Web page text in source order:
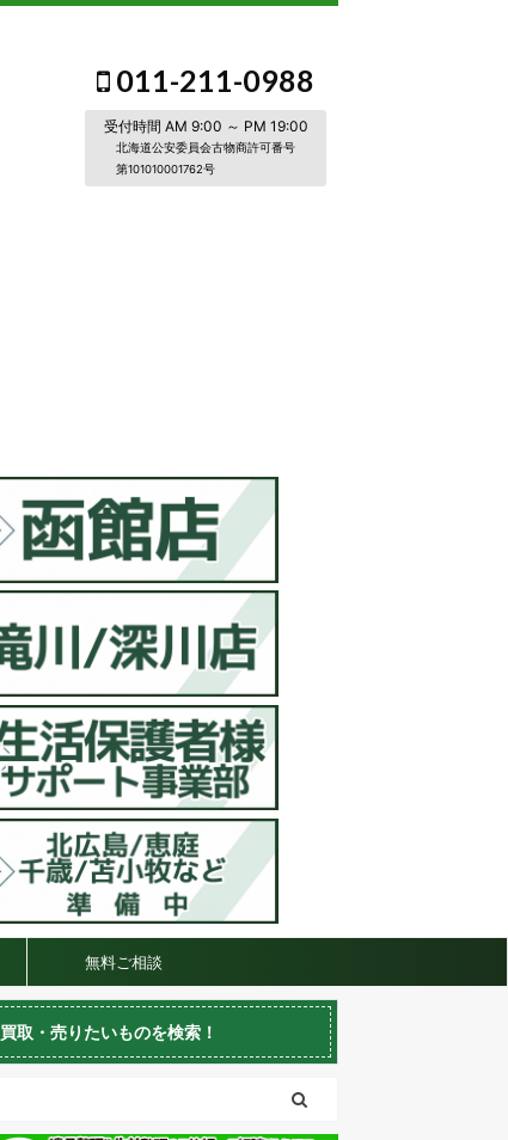
011-211-0988
受付時間 AM 9:00 ～ PM 19:00
北海道公安委員会古物商許可番号
第101010001762号
無料ご相談
買取・売りたいものを検索！